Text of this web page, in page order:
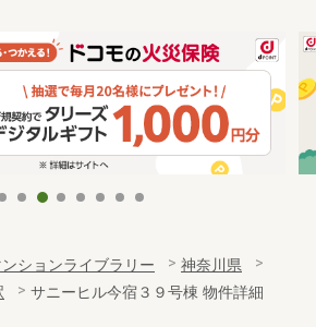
ンションライブラリー
神奈川県
サニーヒル今宿３９号棟 物件詳細